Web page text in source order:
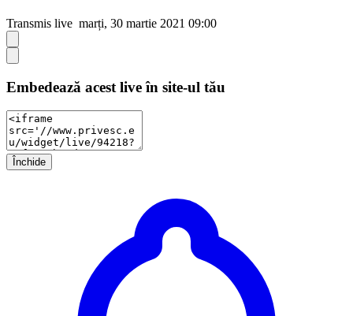
Transmis live marți, 30 martie 2021 09:00
Embedează acest live în site-ul tău
Închide